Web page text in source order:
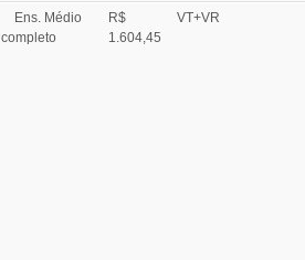
Ens. Médio
completo
R$
1.604,45
VT+VR